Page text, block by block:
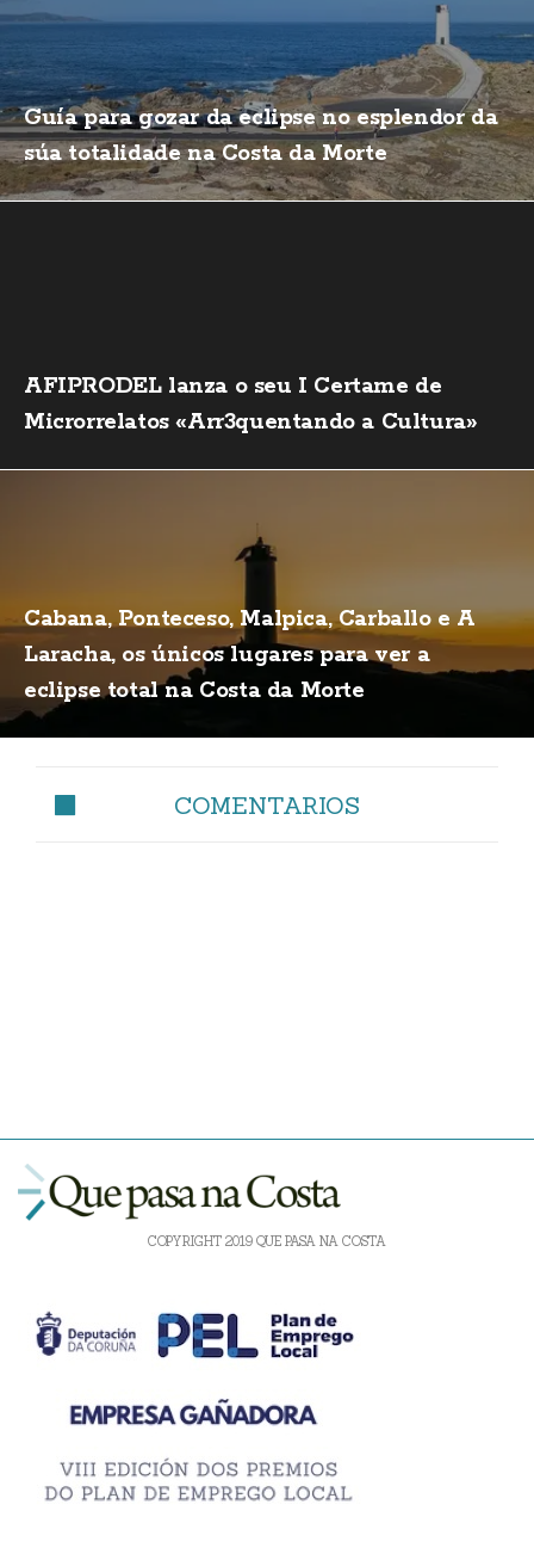
Guía para gozar da eclipse no esplendor da
súa totalidade na Costa da Morte
AFIPRODEL lanza o seu I Certame de
Microrrelatos «Arr3quentando a Cultura»
Cabana, Ponteceso, Malpica, Carballo e A
Laracha, os únicos lugares para ver a
eclipse total na Costa da Morte
COMENTARIOS
COPYRIGHT 2019 QUE PASA NA COSTA